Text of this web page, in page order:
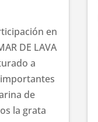
en
DE LAVA
a
de
la grata